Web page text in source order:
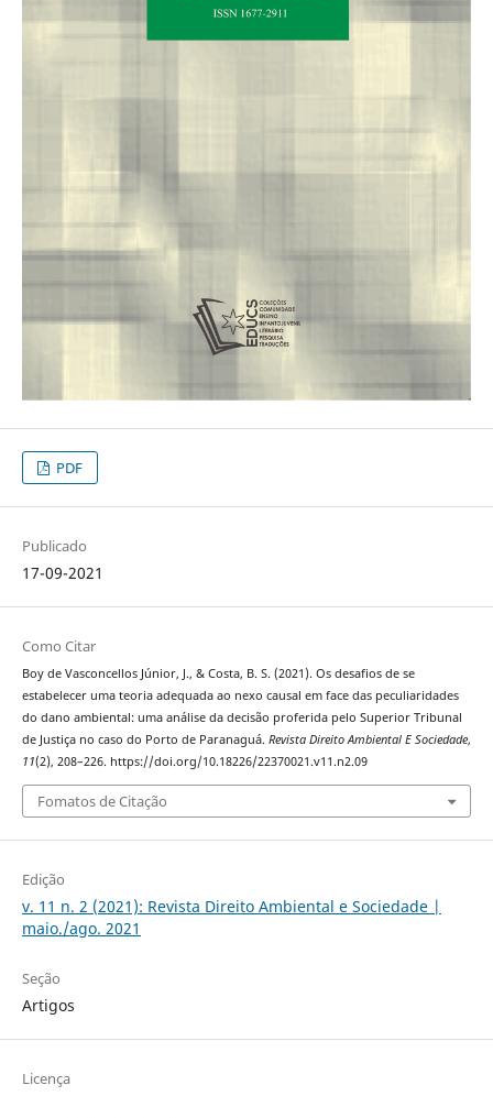
PDF
Publicado
17-09-2021
Como Citar
Boy de Vasconcellos Júnior, J., & Costa, B. S. (2021). Os desafios de se
estabelecer uma teoria adequada ao nexo causal em face das peculiaridades
do dano ambiental: uma análise da decisão proferida pelo Superior Tribunal
de Justiça no caso do Porto de Paranaguá. Revista Direito Ambiental E Sociedade,
11(2), 208–226. https://doi.org/10.18226/22370021.v11.n2.09
Fomatos de Citação
Edição
v. 11 n. 2 (2021): Revista Direito Ambiental e Sociedade |
maio./ago. 2021
Seção
Artigos
Licença